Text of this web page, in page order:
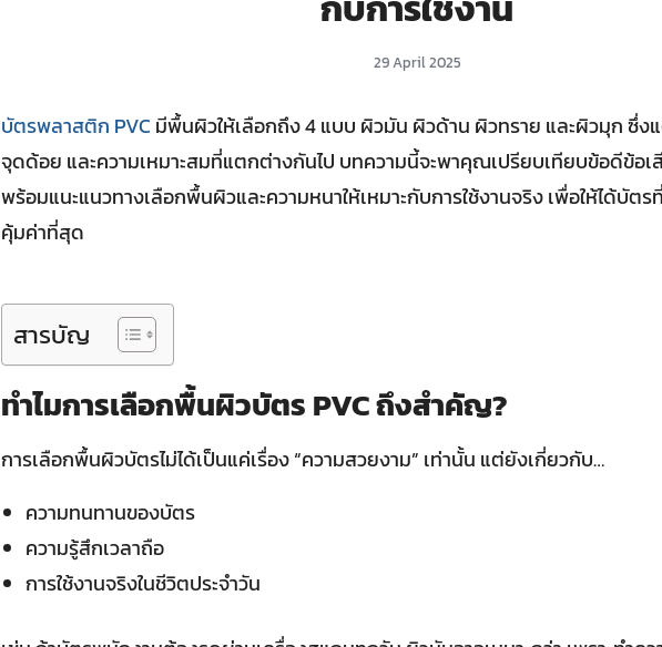
29 April 2025
บัตรพลาสติก PVC มีพื้นผิวให้เลือกถึง 4 แบบ ผิวมัน ผิวด้าน ผิวทราย และผิวมุก ซึ่
จุดด้อย และความเหมาะสมที่แตกต่างกันไป บทความนี้จะพาคุณเปรียบเทียบข้อดีข้อเ
พร้อมแนะแนวทางเลือกพื้นผิวและความหนาให้เหมาะกับการใช้งานจริง เพื่อให้ได้บัต
คุ้มค่าที่สุด
สารบัญ
ทำไมการเลือกพื้นผิวบัตร PVC ถึงสำคัญ?
การเลือกพื้นผิวบัตรไม่ได้เป็นแค่เรื่อง “ความสวยงาม” เท่านั้น แต่ยังเกี่ยวกับ…
ความทนทานของบัตร
ความรู้สึกเวลาถือ
การใช้งานจริงในชีวิตประจำวัน